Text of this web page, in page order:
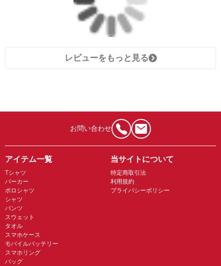
レビューをもっと見る
お問い合わせ
アイテム一覧
Tシャツ
パーカー
ポロシャツ
シャツ
パンツ
スウェット
タオル
スマホケース
モバイルバッテリー
スマホリング
バッグ
当サイトについて
特定商取引法
利用規約
プライバシーポリシー